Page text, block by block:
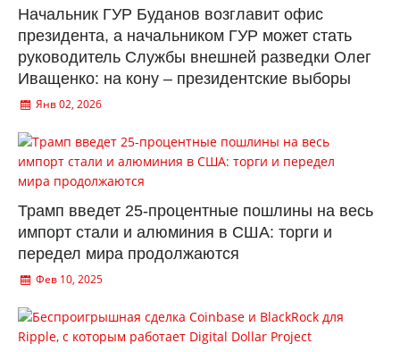
Начальник ГУР Буданов возглавит офис
президента, а начальником ГУР может стать
руководитель Службы внешней разведки Олег
Иващенко: на кону – президентские выборы
Янв 02, 2026
Трамп введет 25-процентные пошлины на весь
импорт стали и алюминия в США: торги и
передел мира продолжаются
Фев 10, 2025